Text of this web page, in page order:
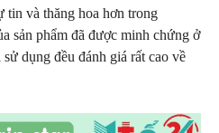
và thăng hoa hơn trong
sản phẩm đã được minh chứng ở
dụng đều đánh giá rất cao về